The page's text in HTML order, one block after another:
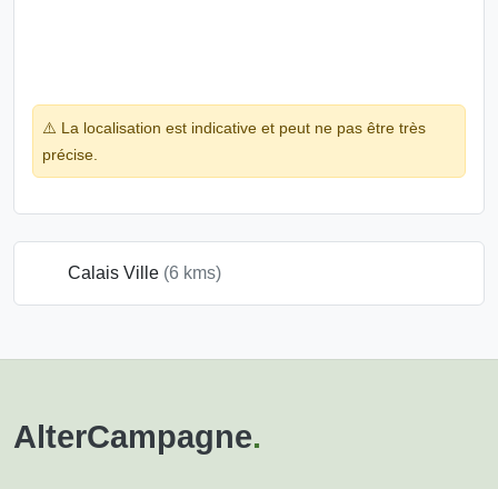
⚠️ La localisation est indicative et peut ne pas être très
précise.
Calais Ville (6 kms)
AlterCampagne.